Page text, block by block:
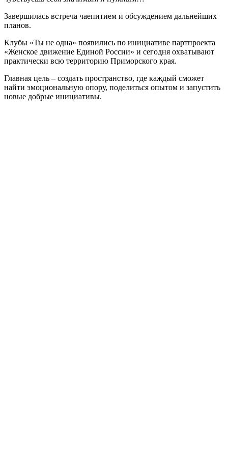
Завершилась встреча чаепитием и обсуждением дальнейших
планов.
Клубы «Ты не одна» появились по инициативе партпроекта
«Женское движение Единой России» и сегодня охватывают
практически всю территорию Приморского края.
Главная цель – создать пространство, где каждый сможет
найти эмоциональную опору, поделиться опытом и запустить
новые добрые инициативы.